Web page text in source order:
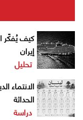
كيف يُفكّر
إيران
تحليل
الانتماء
الحداثة
دراسة